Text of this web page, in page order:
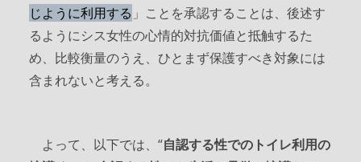
じように利用する 」ことを承認することは、後述す
るようにシス女性の心情的対抗価値と抵触するた
め、比較衡量のうえ、ひとまず保護すべき対象には
含まれないと考える。
よって、以下では、“自認する性でのトイレ利用の